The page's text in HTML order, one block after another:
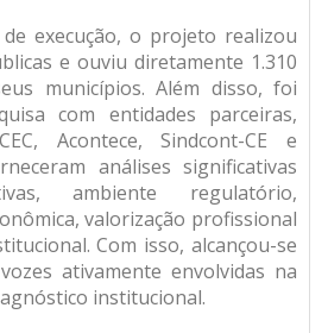
execução, o projeto realizou
e ouviu diretamente 1.310
municípios. Além disso, foi
com entidades parceiras,
Acontece, Sindcont-CE e
análises significativas
ambiente regulatório,
valorização profissional
Com isso, alcançou-se
ativamente envolvidas na
institucional.